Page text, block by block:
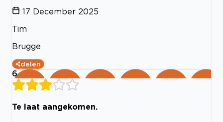
17 December 2025
Tim
Brugge
delen
6
Te laat aangekomen.